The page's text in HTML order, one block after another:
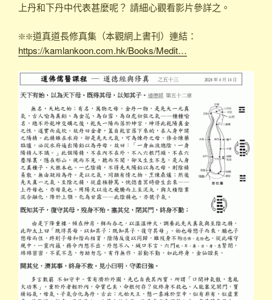
上丹和下丹中代表甚麼呢？ 請細心觀看影片參詳之。
❇️❇️道真道長修真集（本觀網上書刊）連結：
https://kamlankoon.com.hk/Books/Medit…